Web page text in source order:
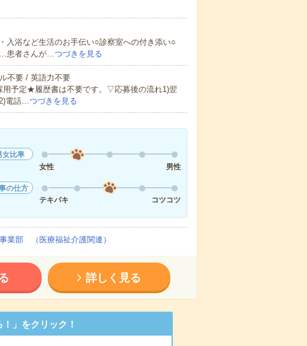
浴など生活のお手伝い○診察室への付き添い○
…患者さんが…つづきを見る
不要 / 英語力不要
予定★履歴書は不要です。▽応募後の流れ1)翌
電話…つづきを見る
女比率
女性
男性
の仕方
テキパキ
コツコツ
業部 （医療福祉介護関連）
詳しく見る
」をクリック！